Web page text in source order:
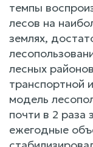
темпы
лесов на
землях,
лесных
транспортной
модель
почти в 2 раза
ежегодные